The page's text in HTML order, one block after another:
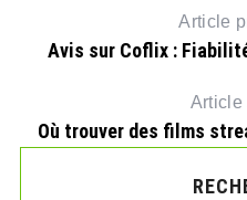
Article
Avis sur Coflix :
Article
Où trouver des films